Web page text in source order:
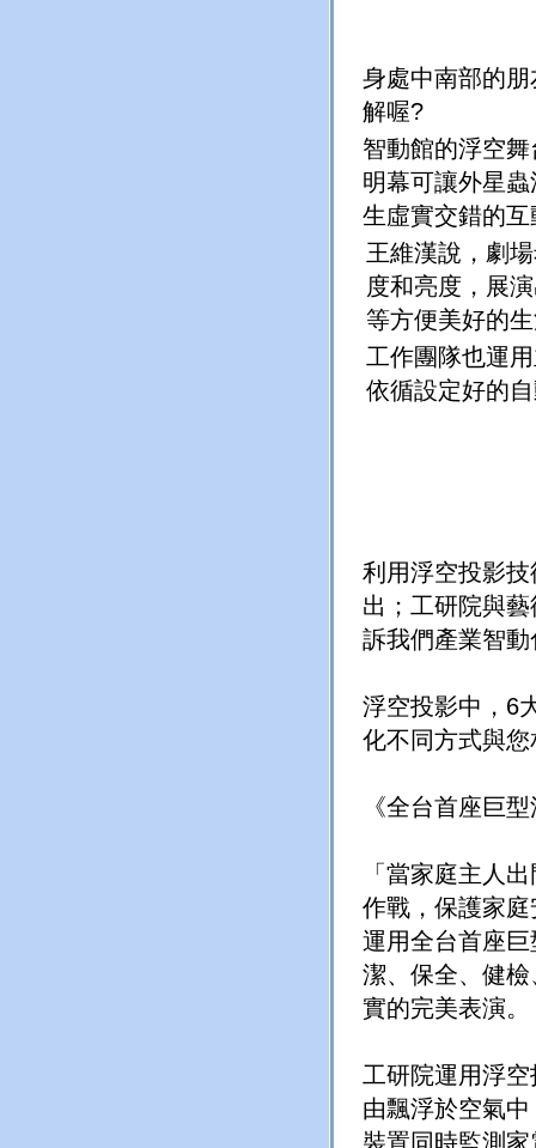
身處中南部的
解喔?
智動館的浮空
明幕可讓外星
生虛實交錯的互
王維漢說，劇
度和亮度，展
等方便美好的
工作團隊也運
依循設定好的
利用浮空投影
出；工研院與
訴我們產業智
浮空投影中，6
化不同方式與
《全台首座巨
「當家庭主人
作戰，保護家
運用全台首座
潔、保全、健
實的完美表演。
工研院運用浮
由飄浮於空氣
裝置同時監測